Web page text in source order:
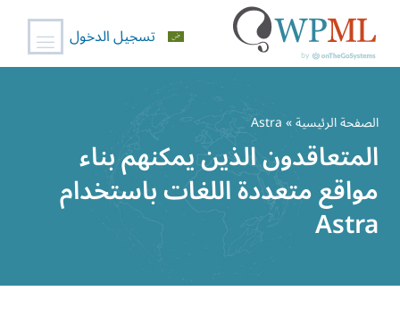
المحتوى
تسجيل الدخول
الصفحة الرئيسية» Astra
المتعاقدون الذين يمكنهم بناء
مواقع متعددة اللغات باستخدام
Astra